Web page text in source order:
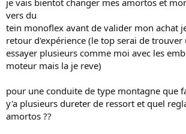
a
d
i
s
c
s
i
o
n
u
vers du
tein monoflex avant de valider mon achat
retour d'expérience (le top serai de trouver
essayer plusieurs comme moi avec les
moteur mais la je reve)
pour une conduite de type montagne que
y'a plusieurs dureter de ressort et quel
amortos ??